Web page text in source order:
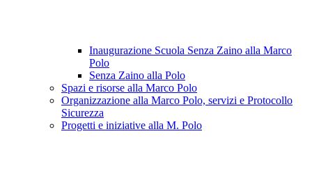
Inaugurazione Scuola Senza Zaino alla Marco
Polo
Senza Zaino alla Polo
Spazi e risorse alla Marco Polo
Organizzazione alla Marco Polo, servizi e Protocollo
Sicurezza
Progetti e iniziative alla M. Polo